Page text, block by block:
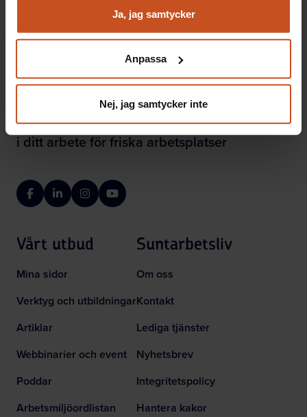
Du kan när som helst återta ditt godkännande genom att
integritet@suntarbetsliv.se.
Ja, jag samtycker
Anpassa
Nej, jag samtycker inte
Suntarbetsliv ger dig inspiration och verktyg
i ditt arbete för friska arbetsplatser
FacebookLinkedInInstagramYouTube
Vårt utbud
Mina sidor
Verktyg och utbildningar
Artiklar
Webbinarier och event
Poddar
Arbetsmiljöordlistan
Suntarbetsliv
Om oss
Kontakt
Lediga tjänster
Nyhetsbrev
Integritetspolicy
Hantera kakor